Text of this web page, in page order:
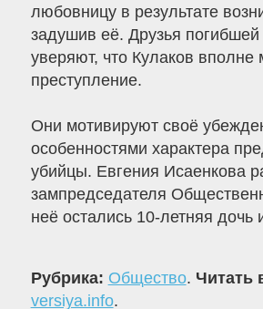
любовницу в результате
задушив её. Друзья
уверяют, что Кулаков вполне
преступление.
Они мотивируют своё
особенностями характера
убийцы. Евгения Исаенкова
зампредседателя
неё остались 10-летняя дочь
Рубрика: Общество. Читать
versiya.info.